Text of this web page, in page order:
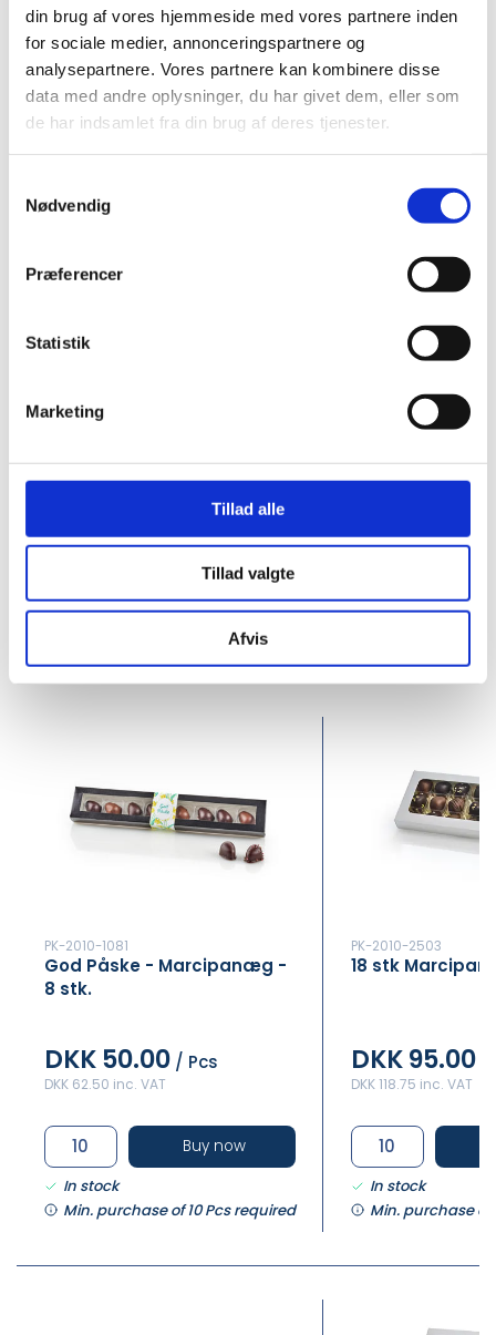
din brug af vores hjemmeside med vores partnere inden
for sociale medier, annonceringspartnere og
analysepartnere. Vores partnere kan kombinere disse
data med andre oplysninger, du har givet dem, eller som
de har indsamlet fra din brug af deres tjenester.
Nødvendig
Præferencer
Statistik
Marketing
Tillad alle
Tillad valgte
Afvis
In stock
Min. purchase of 10 Pcs required
In stock
DKK 240.00/ Pcs
Buy now
In stock
Min. purchase of 10 Pcs required
PK-2010-2501
DKK 32.00
In stock
PK-2010-1081
God Påske - Marcipanæg -
8 stk.
DKK 50.00 / Pcs
DKK 62.50 inc. VAT
Buy now
In stock
Min. purchase of 10 Pcs required
PK-2010-2503
18 stk
DKK 95.00
DKK 118.75 inc. VAT
In stock
Min. purchase of